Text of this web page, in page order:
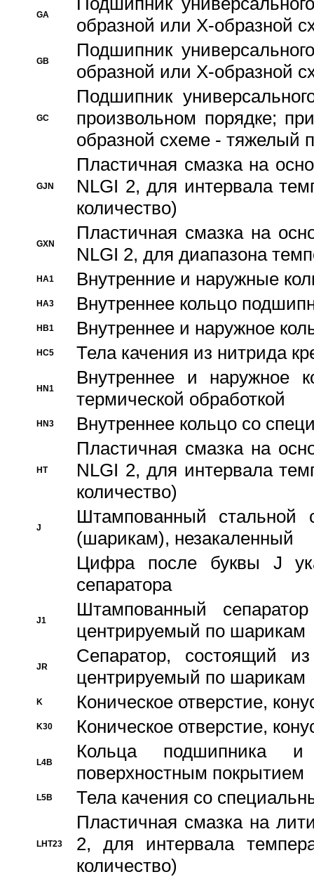
GA
образной или Х-образной
GB
Подшипник
образной или Х-образной
GC
Подшипник
произвольном порядке;
образной схеме - тяжелый
GJN
Пластичная смазка на
NLGI 2, для интервала
количество)
GXN
Пластичная смазка на
NLGI 2, для диапазона
HA1 Внутренние и наружные
HA3 Bнутреннее кольцо
HB1 Bнутреннее и наружное
HC5 Тела качения из нитрида
HN1
Bнутреннее и наружное
термической обработкой
HN3 Внутреннее кольцо со
HT
Пластичная смазка на
NLGI 2, для интервала
количество)
J
Штампованный стальной
(шарикам), незакаленный
Цифра после буквы J
сепаратора
J1
Штампованный
центрируемый по шарикам
JR
Сепаратор, состоящий
центрируемый по шарикам
K Коническое отверстие,
K30 Коническое отверстие,
L4B
Кольца подшипника
поверхностным покрытием
L5B Тела качения со
LHT23
Пластичная смазка на
2, для интервала
количество)